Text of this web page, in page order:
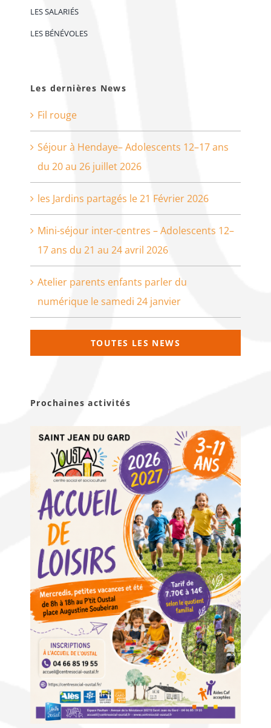
LES SALARIÉS
LES BÉNÉVOLES
Les dernières News
Fil rouge
Séjour à Hendaye– Adolescents 12–17 ans
du 20 au 26 juillet 2026
les Jardins partagés le 21 Février 2026
Mini-séjour inter-centres – Adolescents 12–
17 ans du 21 au 24 avril 2026
Atelier parents enfants parler du
numérique le samedi 24 janvier
TOUTES LES NEWS
Prochaines activités